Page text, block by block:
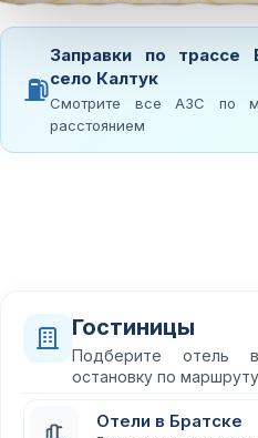
⛽
Заправки по трассе
село Калтук
Смотрите все АЗС по
расстоянием
Гостиницы
Подберите отель
остановку по маршруту
Отели в Братске